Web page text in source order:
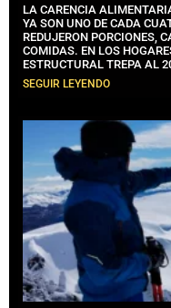
LA CARENCIA
YA SON UNO DE CADA
REDUJERON PORCIONES,
COMIDAS. EN LOS
ESTRUCTURAL TREPA AL
SEGUIR LEYENDO